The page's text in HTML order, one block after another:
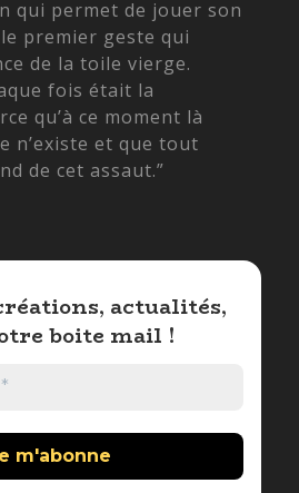
qui permet de jouer son
premier geste qui
de la toile vierge.
fois était la
qu’à ce moment là
n’existe et que tout
de cet assaut.”
actualités,
boite mail !